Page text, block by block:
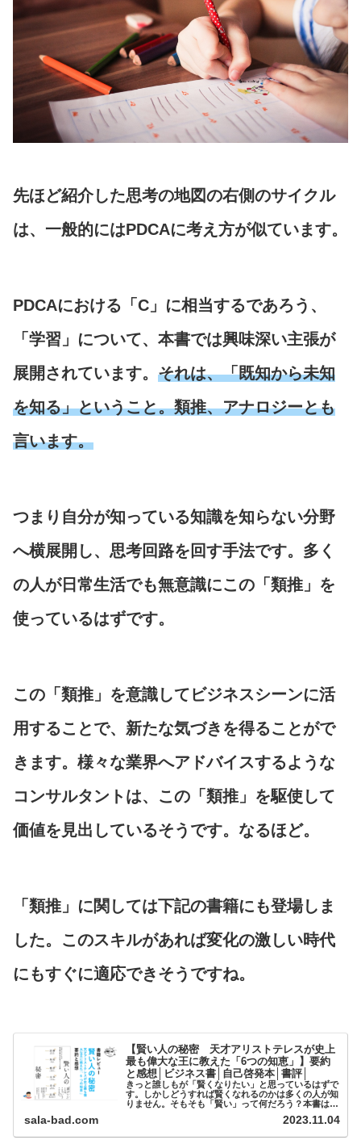
先ほど紹介した思考の地図の右側のサイクル
は、一般的にはPDCAに考え方が似ています。
PDCAにおける「C」に相当するであろう、
「学習」について、本書では興味深い主張が
展開されています。 それは、「既知から未知
を知る」ということ。類推、アナロジーとも
言います。
つまり自分が知っている知識を知らない分野
へ横展開し、思考回路を回す手法です。多く
の人が日常生活でも無意識にこの「類推」を
使っているはずです。
この「類推」を意識してビジネスシーンに活
用することで、新たな気づきを得ることがで
きます。様々な業界へアドバイスするような
コンサルタントは、この「類推」を駆使して
価値を見出しているそうです。なるほど。
「類推」に関しては下記の書籍にも登場しま
した。このスキルがあれば変化の激しい時代
にもすぐに適応できそうですね。
【賢い人の秘密 天才アリストテレスが史上
最も偉大な王に教えた「6つの知恵」】要約
と感想│ビジネス書│自己啓発本│書評│
きっと誰しもが「賢くなりたい」と思っているはずで
す。しかしどうすれば賢くなれるのかは多くの人が知
りません。そもそも「賢い」って何だろう？本書はそ
sala-bad.com 2023.11.04